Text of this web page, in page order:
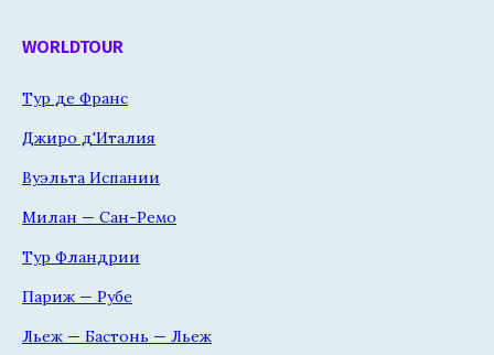
WORLDTOUR
Тур де Франс
Джиро д'Италия
Вуэльта Испании
Милан — Сан-Ремо
Тур Фландрии
Париж — Рубе
Льеж — Бастонь — Льеж